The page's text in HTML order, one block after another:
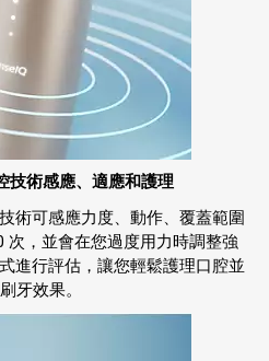
技術感應、適應和護理
術可感應力度、動作、覆蓋範圍
次，並會在您過度用力時調整強
進行評估，讓您輕鬆護理口腔並
牙效果。